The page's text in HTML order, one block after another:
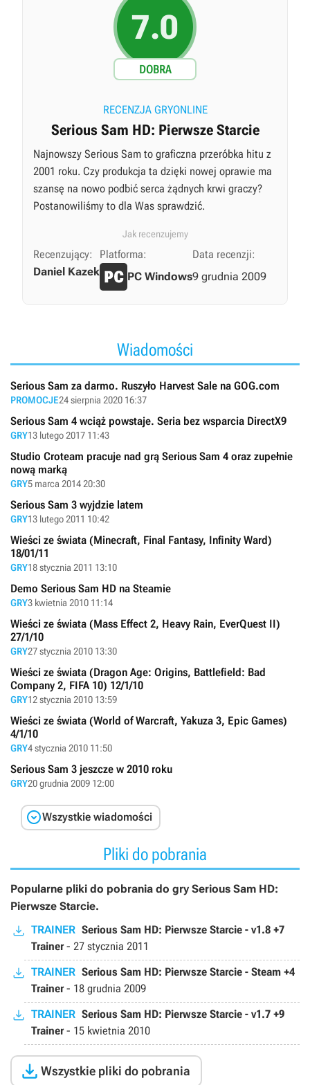
7.0
DOBRA
RECENZJA GRYONLINE
Serious Sam HD: Pierwsze Starcie
Najnowszy Serious Sam to graficzna przeróbka hitu z
2001 roku. Czy produkcja ta dzięki nowej oprawie ma
szansę na nowo podbić serca żądnych krwi graczy?
Postanowiliśmy to dla Was sprawdzić.
Jak recenzujemy
Recenzujący:
Daniel Kazek
Platforma:
PC Windows
Data recenzji:
9 grudnia 2009
Wiadomości
Serious Sam za darmo. Ruszyło Harvest Sale na GOG.com
PROMOCJE24 sierpnia 2020 16:37
Serious Sam 4 wciąż powstaje. Seria bez wsparcia DirectX9
GRY13 lutego 2017 11:43
Studio Croteam pracuje nad grą Serious Sam 4 oraz zupełnie
nową marką
GRY5 marca 2014 20:30
Serious Sam 3 wyjdzie latem
GRY13 lutego 2011 10:42
Wieści ze świata (Minecraft, Final Fantasy, Infinity Ward)
18/01/11
GRY18 stycznia 2011 13:10
Demo Serious Sam HD na Steamie
GRY3 kwietnia 2010 11:14
Wieści ze świata (Mass Effect 2, Heavy Rain, EverQuest II)
27/1/10
GRY27 stycznia 2010 13:30
Wieści ze świata (Dragon Age: Origins, Battlefield: Bad
Company 2, FIFA 10) 12/1/10
GRY12 stycznia 2010 13:59
Wieści ze świata (World of Warcraft, Yakuza 3, Epic Games)
4/1/10
GRY4 stycznia 2010 11:50
Serious Sam 3 jeszcze w 2010 roku
GRY20 grudnia 2009 12:00
Wszystkie wiadomości
Pliki do pobrania
Popularne pliki do pobrania do gry Serious Sam HD:
Pierwsze Starcie.
TRAINER Serious Sam HD: Pierwsze Starcie - v1.8 +7
Trainer- 27 stycznia 2011
TRAINER Serious Sam HD: Pierwsze Starcie - Steam +4
Trainer- 18 grudnia 2009
TRAINER Serious Sam HD: Pierwsze Starcie - v1.7 +9
Trainer- 15 kwietnia 2010
 Wszystkie pliki do pobrania